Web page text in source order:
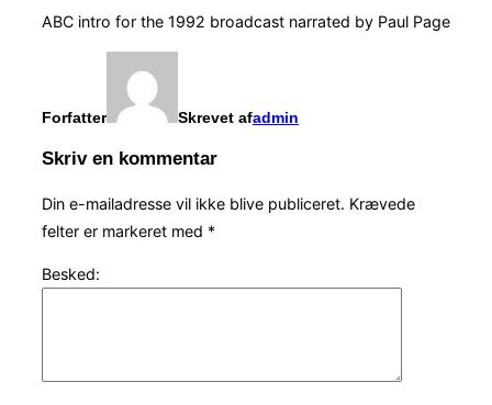
ABC intro for the 1992 broadcast narrated by Paul Page
Forfatter Skrevet afadmin
Skriv en kommentar
Din e-mailadresse vil ikke blive publiceret. Krævede
felter er markeret med *
Besked: